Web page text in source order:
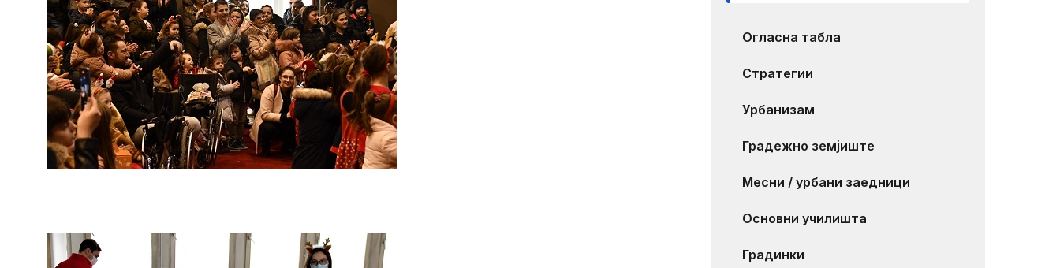
Огласна табла
Стратегии
Урбанизам
Градежно земјиште
Месни / урбани заедници
Основни училишта
Градинки